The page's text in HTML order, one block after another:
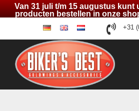
Van 31 juli t/m 15 augustus kunt
producten bestellen in onze
inhoud
de en nl +31